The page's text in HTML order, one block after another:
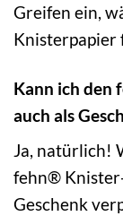
Greifen ein,
Knisterpapier
Kann ich den
auch als
Ja, natürlich!
fehn®
Geschenk